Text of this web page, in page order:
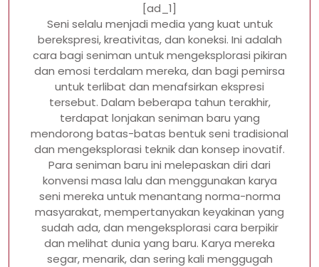
[ad_1]
Seni selalu menjadi media yang kuat untuk
berekspresi, kreativitas, dan koneksi. Ini adalah
cara bagi seniman untuk mengeksplorasi pikiran
dan emosi terdalam mereka, dan bagi pemirsa
untuk terlibat dan menafsirkan ekspresi
tersebut. Dalam beberapa tahun terakhir,
terdapat lonjakan seniman baru yang
mendorong batas-batas bentuk seni tradisional
dan mengeksplorasi teknik dan konsep inovatif.
Para seniman baru ini melepaskan diri dari
konvensi masa lalu dan menggunakan karya
seni mereka untuk menantang norma-norma
masyarakat, mempertanyakan keyakinan yang
sudah ada, dan mengeksplorasi cara berpikir
dan melihat dunia yang baru. Karya mereka
segar, menarik, dan sering kali menggugah